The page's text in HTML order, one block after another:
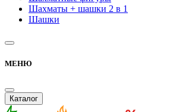
Шахматы + шашки 2 в 1
Шашки
МЕНЮ
Каталог